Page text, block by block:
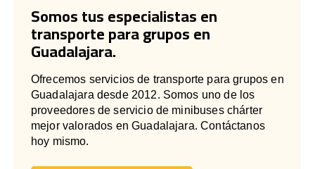
Somos tus especialistas en
transporte para grupos en
Guadalajara.
Ofrecemos servicios de transporte para grupos en
Guadalajara desde 2012. Somos uno de los
proveedores de servicio de minibuses chárter
mejor valorados en Guadalajara. Contáctanos
hoy mismo.